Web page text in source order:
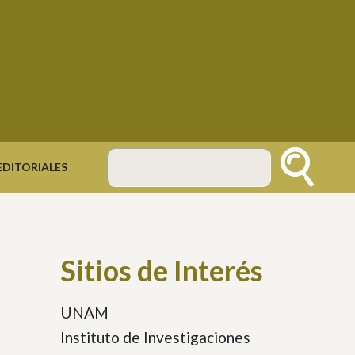
Buscar
Sitios de Interés
UNAM
Instituto de Investigaciones